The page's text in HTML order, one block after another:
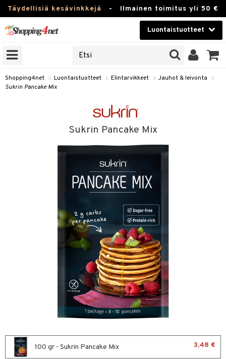
Täydellisiä kesävinkkejä - Ilmainen toimitus yli 50 €
Luontaistuotteet
Kauneudenhoito
Piilolinssit
Lelut, Lapsi & Vauva
Shopping4net » Luontaistuotteet » Elintarvikkeet » Jauhot & leivonta
»
Sukrin Pancake Mix
Sukrin Pancake Mix
100 gr - Sukrin Pancake Mix 3,48 €